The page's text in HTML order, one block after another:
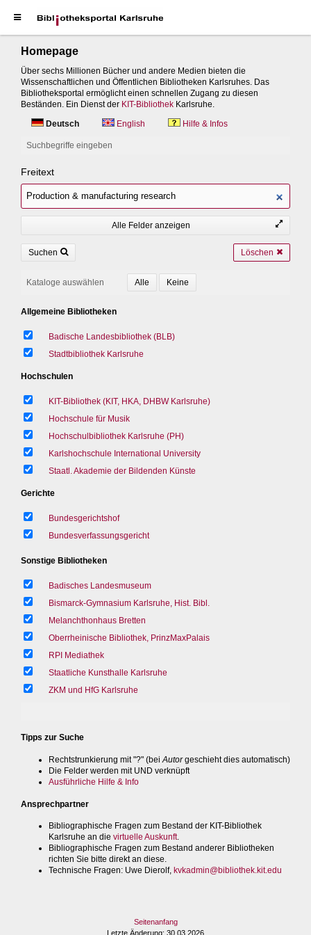
Homepage
Über sechs Millionen Bücher und andere Medien bieten die
Wissenschaftlichen und Öffentlichen Bibliotheken Karlsruhes. Das
Bibliotheksportal ermöglicht einen schnellen Zugang zu diesen
Beständen. Ein Dienst der KIT-Bibliothek Karlsruhe.
Deutsch
English Hilfe & Infos
Suchbegriffe eingeben
Freitext
Alle Felder anzeigen
Suchen Löschen
Kataloge auswählen
Allgemeine Bibliotheken
Badische Landesbibliothek (BLB)
Stadtbibliothek Karlsruhe
Hochschulen
KIT-Bibliothek (KIT, HKA, DHBW Karlsruhe)
Hochschule für Musik
Hochschulbibliothek Karlsruhe (PH)
Karlshochschule International University
Staatl. Akademie der Bildenden Künste
Gerichte
Bundesgerichtshof
Bundesverfassungsgericht
Sonstige Bibliotheken
Badisches Landesmuseum
Bismarck-Gymnasium Karlsruhe, Hist. Bibl.
Melanchthonhaus Bretten
Oberrheinische Bibliothek, PrinzMaxPalais
RPI Mediathek
Staatliche Kunsthalle Karlsruhe
ZKM und HfG Karlsruhe
Tipps zur Suche
Rechtstrunkierung mit "?" (bei Autorgeschieht dies automatisch)
Die Felder werden mit UND verknüpft
Ausführliche Hilfe & Info
Ansprechpartner
Bibliographische Fragen zum Bestand der KIT-Bibliothek
Karlsruhe an die virtuelle Auskunft.
Bibliographische Fragen zum Bestand anderer Bibliotheken
richten Sie bitte direkt an diese.
Technische Fragen: Uwe Dierolf, kvkadmin@bibliothek.kit.edu
Seitenanfang
Letzte Änderung: 30.03.2026